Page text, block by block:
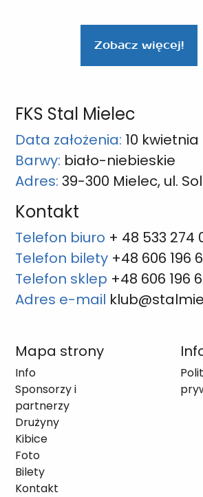
Zobacz więcej!
FKS Stal Mielec
Data założenia: 10 kwietnia
Barwy: biało-niebieskie
Adres: 39-300 Mielec, ul.
Kontakt
Telefon biuro + 48 533 274
Telefon bilety +48 606 196
Telefon sklep +48 606 196
Adres e-mail
Mapa strony
Info
Sponsorzy i
partnerzy
Drużyny
Kibice
Foto
Bilety
Kontakt